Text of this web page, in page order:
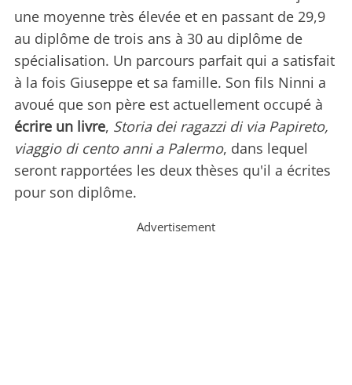
une moyenne très élevée et en passant de 29,9
au diplôme de trois ans à 30 au diplôme de
spécialisation. Un parcours parfait qui a satisfait
à la fois Giuseppe et sa famille. Son fils Ninni a
avoué que son père est actuellement occupé à
écrire un livre, Storia dei ragazzi di via Papireto,
viaggio di cento anni a Palermo, dans lequel
seront rapportées les deux thèses qu'il a écrites
pour son diplôme.
Advertisement